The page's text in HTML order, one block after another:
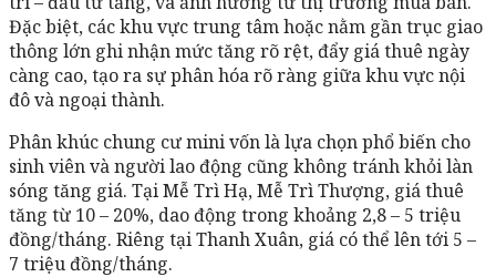
Đặc biệt, các khu vực trung tâm hoặc nằm gần trục giao
thông lớn ghi nhận mức tăng rõ rệt, đẩy giá thuê ngày
càng cao, tạo ra sự phân hóa rõ ràng giữa khu vực nội
đô và ngoại thành.
Phân khúc chung cư mini vốn là lựa chọn phổ biến cho
sinh viên và người lao động cũng không tránh khỏi làn
sóng tăng giá. Tại Mễ Trì Hạ, Mễ Trì Thượng, giá thuê
tăng từ 10 – 20%, dao động trong khoảng 2,8 – 5 triệu
đồng/tháng. Riêng tại Thanh Xuân, giá có thể lên tới 5 –
7 triệu đồng/tháng.